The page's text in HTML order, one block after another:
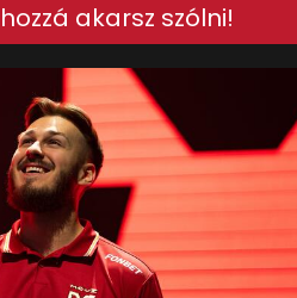
akarsz szólni!